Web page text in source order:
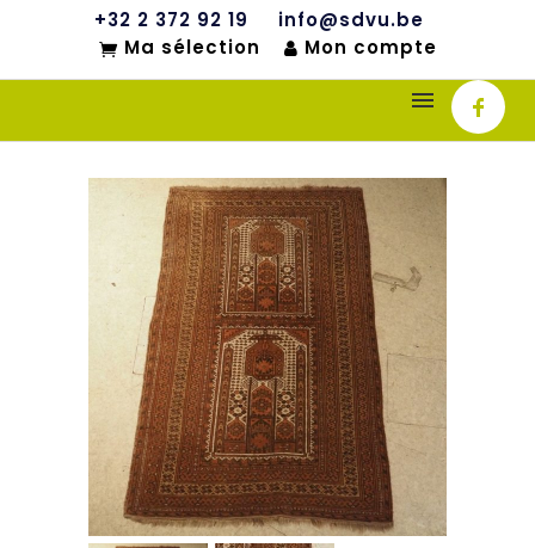
+32 2 372 92 19
info@sdvu.be
Ma sélection
Mon compte